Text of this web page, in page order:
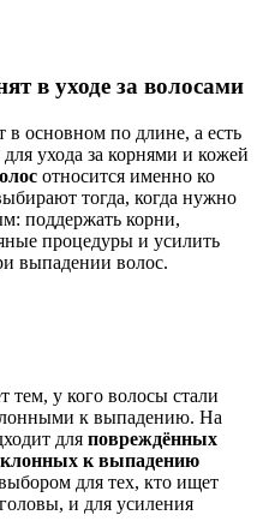
в уходе за волосами
в основном по длине, а есть
ухода за корнями и кожей
относится именно ко
тогда, когда нужно
поддержать корни,
процедуры и усилить
выпадении волос.
тем, у кого волосы стали
к выпадению. На
для повреждённых
к выпадению
для тех, кто ищет
и для усиления